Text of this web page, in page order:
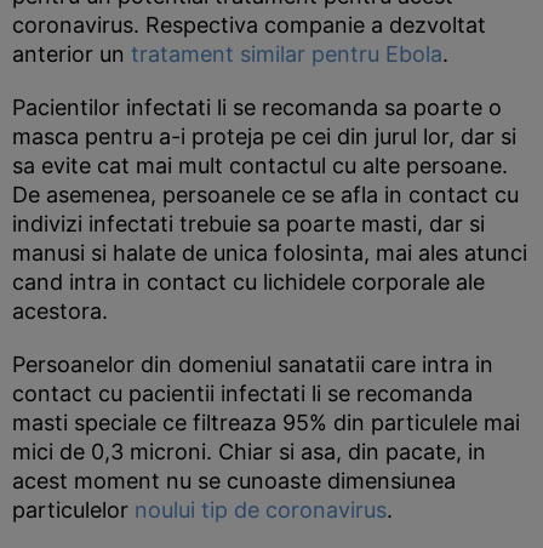
coronavirus. Respectiva companie a dezvoltat
anterior un tratament similar pentru Ebola.
Pacientilor infectati li se recomanda sa poarte o
masca pentru a-i proteja pe cei din jurul lor, dar si
sa evite cat mai mult contactul cu alte persoane.
De asemenea, persoanele ce se afla in contact cu
indivizi infectati trebuie sa poarte masti, dar si
manusi si halate de unica folosinta, mai ales atunci
cand intra in contact cu lichidele corporale ale
acestora.
Persoanelor din domeniul sanatatii care intra in
contact cu pacientii infectati li se recomanda
masti speciale ce filtreaza 95% din particulele mai
mici de 0,3 microni. Chiar si asa, din pacate, in
acest moment nu se cunoaste dimensiunea
particulelor noului tip de coronavirus.